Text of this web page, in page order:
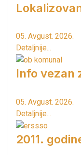
05. Avgust. 2026.
Detaljnije...
Info vezan
05. Avgust. 2026.
Detaljnije...
2011.